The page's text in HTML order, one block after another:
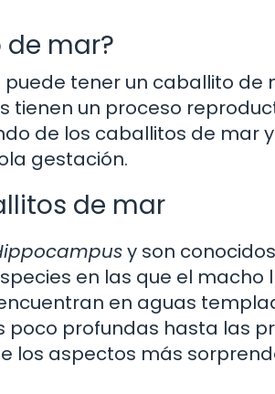
mar?
tener un caballito de
un proceso
de los caballitos de mar
gestación.
de mar
y son
en las que el macho
en aguas
profundas hasta las
los aspectos más